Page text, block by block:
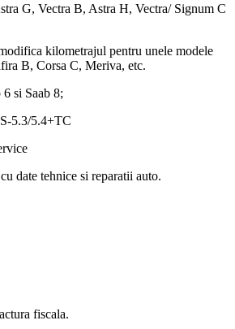
G, Vectra B, Astra H, Vectra/ Signum C
kilometrajul pentru unele modele
B, Corsa C, Meriva, etc.
si Saab 8;
5.3/5.4+TC
date tehnice si reparatii auto.
fiscala.